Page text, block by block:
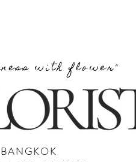
with flower"